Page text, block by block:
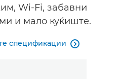
Wi-Fi, забавни
и мало куќиште.
спецификации 